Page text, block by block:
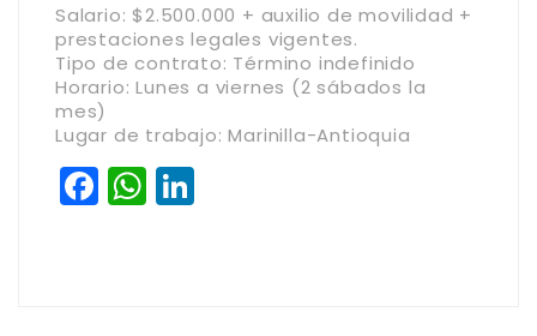
Salario: $2.500.000 + auxilio de movilidad +
prestaciones legales vigentes.
Tipo de contrato: Término indefinido
Horario: Lunes a viernes (2 sábados la
mes)
Lugar de trabajo: Marinilla-Antioquia
Facebook
WhatsApp